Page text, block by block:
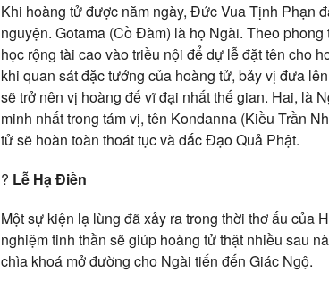
Khi hoàng tử được năm ngày, Đức Vua Tịnh Phạn
nguyện. Gotama (Cồ Đàm) là họ Ngài. Theo
học rộng tài cao vào triều nội để dự lễ đặt tên cho
khi quan sát đặc tướng của hoàng tử, bảy vị đưa
sẽ trở nên vị hoàng đế vĩ đại nhất thế gian. Hai, là
minh nhất trong tám vị, tên Kondanna (Kiều Trần
tử sẽ hoàn toàn thoát tục và đắc Đạo Quả Phật.
? Lễ Hạ Điền
Một sự kiện lạ lùng đã xảy ra trong thời thơ ấu của
nghiệm tinh thần sẽ giúp hoàng tử thật nhiều sau
chìa khoá mở đường cho Ngài tiến đến Giác Ngộ.